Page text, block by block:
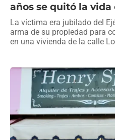
años se quitó la vida
La víctima era jubilado del
arma de su propiedad para
en una vivienda de la calle